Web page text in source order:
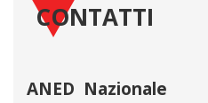
CONTATTI
ANED Nazionale